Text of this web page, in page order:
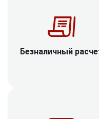
Безналичный